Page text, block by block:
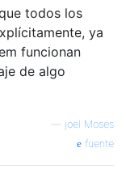
todos los
ya
funcionan
de algo
joel Moses
fuente